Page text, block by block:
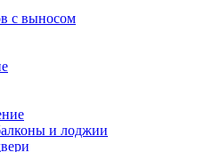
с выносом
и лоджии